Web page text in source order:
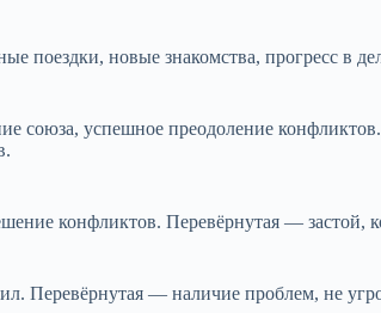
новые знакомства, прогресс в
успешное преодоление
конфликтов. Перевёрнутая — застой,
Перевёрнутая — наличие проблем, не